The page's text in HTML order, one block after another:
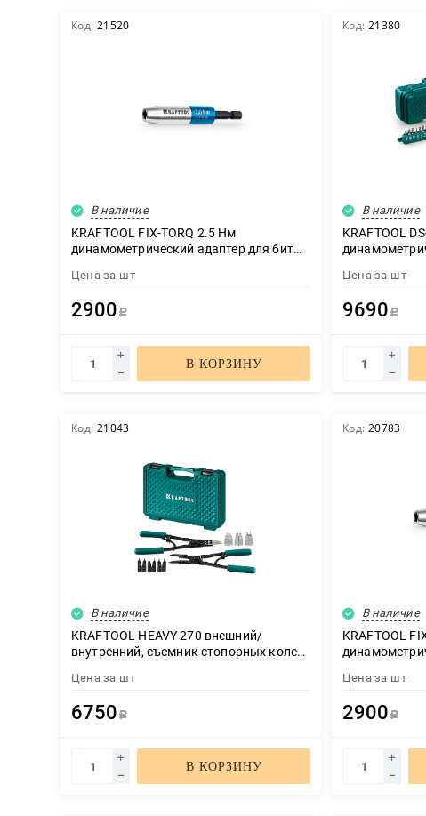
Изоляция
Инструменты
Продукция из дерева
Строительство
Код: 21520
В наличие
KRAFTOOL FIX-TORQ 2.5 Нм
динамометрический адаптер для бит
Цена за шт
2900 Р
В КОРЗИНУ
Код: 21380
В наличие
KRAFTOOL
Цена за шт
9690 Р
Код: 21043
В наличие
KRAFTOOL HEAVY 270 внешний/
внутренний, съемник стопорных колец
Цена за шт
6750 Р
В КОРЗИНУ
Код: 20783
В наличие
KRAFTOOL
Цена за шт
2900 Р